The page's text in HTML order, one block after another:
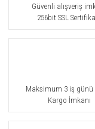
Güvenli alışveriş
256bit SSL
Maksimum 3 iş günü
Kargo İmkanı